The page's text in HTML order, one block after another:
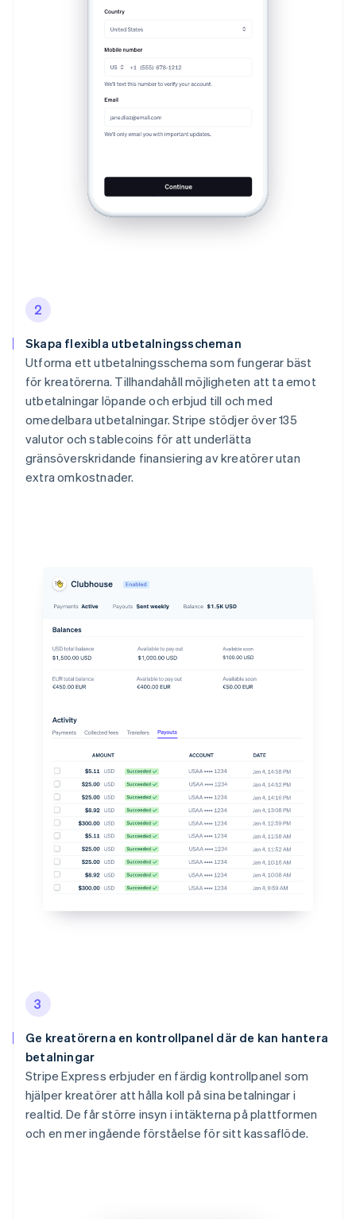
2
Skapa flexibla utbetalningsscheman
Utforma ett utbetalningsschema som fungerar bäst
för kreatörerna. Tillhandahåll möjligheten att ta emot
utbetalningar löpande och erbjud till och med
omedelbara utbetalningar. Stripe stödjer över 135
valutor och stablecoins för att underlätta
gränsöverskridande finansiering av kreatörer utan
extra omkostnader.
3
Ge kreatörerna en kontrollpanel där de kan hantera
betalningar
Stripe Express erbjuder en färdig kontrollpanel som
hjälper kreatörer att hålla koll på sina betalningar i
realtid. De får större insyn i intäkterna på plattformen
och en mer ingående förståelse för sitt kassaflöde.